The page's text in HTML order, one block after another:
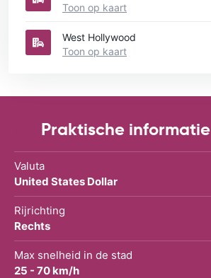
Toon op kaart
West Hollywood
Toon op kaart
Praktische informatie
Valuta
United States Dollar
Rijrichting
Rechts
Max snelheid in de stad
25 - 70 km/h